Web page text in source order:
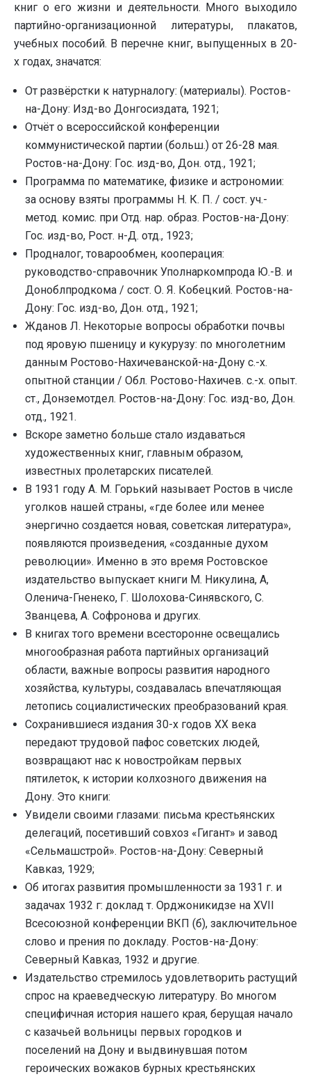
книг о его жизни и деятельности. Много выходило
партийно-организационной литературы, плакатов,
учебных пособий. В перечне книг, выпущенных в 20-
х годах, значатся:
От развёрстки к натурналогу: (материалы). Ростов-
на-Дону: Изд-во Донгосиздата, 1921;
Отчёт о всероссийской конференции
коммунистической партии (больш.) от 26-28 мая.
Ростов-на-Дону: Гос. изд-во, Дон. отд., 1921;
Программа по математике, физике и астрономии:
за основу взяты программы Н. К. П. / сост. уч.-
метод. комис. при Отд. нар. образ. Ростов-на-Дону:
Гос. изд-во, Рост. н-Д. отд., 1923;
Продналог, товарообмен, кооперация:
руководство-справочник Уполнаркомпрода Ю.-В. и
Доноблпродкома / сост. О. Я. Кобецкий. Ростов-на-
Дону: Гос. изд-во, Дон. отд., 1921;
Жданов Л. Некоторые вопросы обработки почвы
под яровую пшеницу и кукурузу: по многолетним
данным Ростово-Нахичеванской-на-Дону с.-х.
опытной станции / Обл. Ростово-Нахичев. с.-х. опыт.
ст., Донземотдел. Ростов-на-Дону: Гос. изд-во, Дон.
отд., 1921.
Вскоре заметно больше стало издаваться
художественных книг, главным образом,
известных пролетарских писателей.
В 1931 году А. М. Горький называет Ростов в числе
уголков нашей страны, «где более или менее
энергично создается новая, советская литература»,
появляются произведения, «созданные духом
революции». Именно в это время Ростовское
издательство выпускает книги М. Никулина, А,
Оленича-Гненеко, Г. Шолохова-Синявского, С.
Званцева, А. Софронова и других.
В книгах того времени всесторонне освещались
многообразная работа партийных организаций
области, важные вопросы развития народного
хозяйства, культуры, создавалась впечатляющая
летопись социалистических преобразований края.
Сохранившиеся издания 30-х годов XX века
передают трудовой пафос советских людей,
возвращают нас к новостройкам первых
пятилеток, к истории колхозного движения на
Дону. Это книги:
Увидели своими глазами: письма крестьянских
делегаций, посетивший совхоз «Гигант» и завод
«Сельмашстрой». Ростов-на-Дону: Северный
Кавказ, 1929;
Об итогах развития промышленности за 1931 г. и
задачах 1932 г: доклад т. Орджоникидзе на XVII
Всесоюзной конференции ВКП (б), заключительное
слово и прения по докладу. Ростов-на-Дону:
Северный Кавказ, 1932 и другие.
Издательство стремилось удовлетворить растущий
спрос на краеведческую литературу. Во многом
специфичная история нашего края, берущая начало
с казачьей вольницы первых городков и
поселений на Дону и выдвинувшая потом
героических вожаков бурных крестьянских